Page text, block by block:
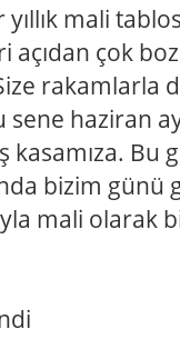
mali
açıdan çok
rakamlarla
haziran
Bu
bizim günü
mali olarak